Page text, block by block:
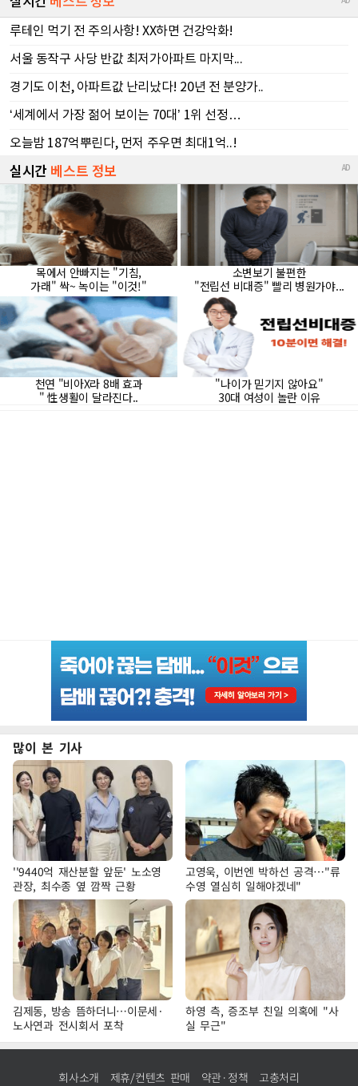
많이 본 기사
''9440억 재산분할 앞둔' 노소영
관장, 최수종 옆 깜짝 근황
고영욱, 이번엔 박하선 공격…"류
수영 열심히 일해야겠네"
김제동, 방송 뜸하더니…이문세·
노사연과 전시회서 포착
하영 측, 증조부 친일 의혹에 "사
실 무근"
회사소개 제휴/컨텐츠 판매 약관·정책 고충처리